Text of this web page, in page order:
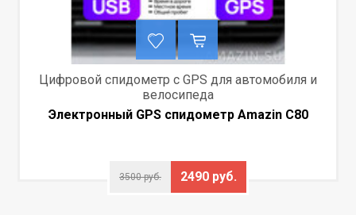
Цифровой спидометр с GPS для автомобиля и
велосипеда
Электронный GPS спидометр Amazin C80
3500 руб. 2490 руб.